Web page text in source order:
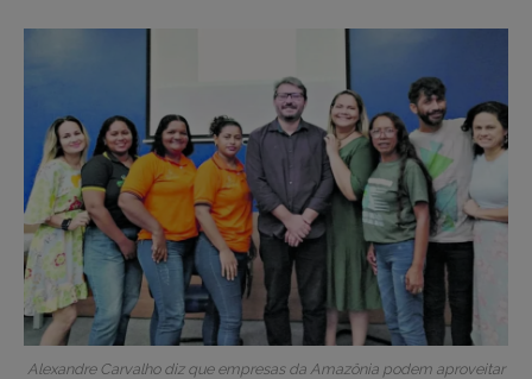
Alexandre Carvalho diz que empresas da Amazônia podem aproveitar